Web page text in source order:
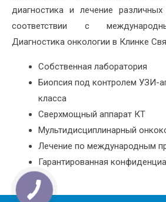
диагностика и лечение
соответствии с
Диагностика онкологии в Клинке
Собственная лаборатория
Биопсия под контролем УЗИ-
класса
Сверхмощный аппарат КТ
Мультидисциплинарный
Лечение по международным
Гарантированная